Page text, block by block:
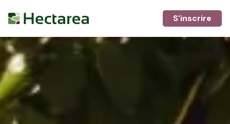
S'inscrire